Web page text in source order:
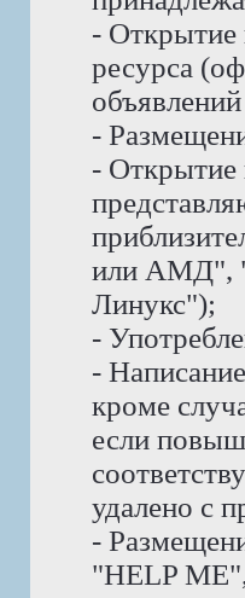
- Открытие
ресурса
объявлений
-
- Открытие
или АМД",
Линукс");
-
-
кроме
если
удалено с
-
"HELP